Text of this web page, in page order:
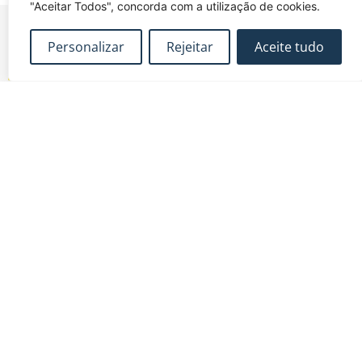
"Aceitar Todos", concorda com a utilização de cookies.
Personalizar Rejeitar Aceite tudo